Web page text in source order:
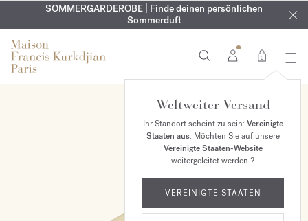
EXKLUSIV | Erhalten Sie OUD velvet moodin Ihrer Bestellung*
KOSTENLOSE GRAVUR | Auf alle Düfte und Körperöle bis zum
9. August
SOMMERGARDEROBE | Finde deinen persönlichen
Sommerduft
0
Weltweiter Versand
Ihr Standort scheint zu sein: Vereinigte
Staaten aus. Möchten Sie auf unsere
Vereinigte Staaten-Website
weitergeleitet werden ?
VEREINIGTE STAATEN